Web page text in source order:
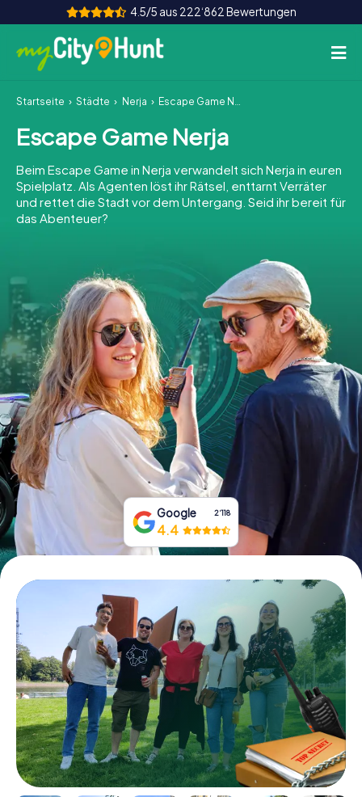
4.5/5 aus 222‘862 Bewertungen
So funktioniert's
Städte
Touren
Teamevent
INT AT CH
DE
ES
FR UK
IE
IT
NL
Tickets buchen
Gutscheine bestellen
Startseite Städte Nerja Escape Game Nerja
Escape Game Nerja
Beim Escape Game in Nerja verwandelt sich Nerja in euren
Spielplatz. Als Agenten löst ihr Rätsel, enttarnt Verräter
und rettet die Stadt vor dem Untergang. Seid ihr bereit für
das Abenteuer?
Google 2‘118
4.4